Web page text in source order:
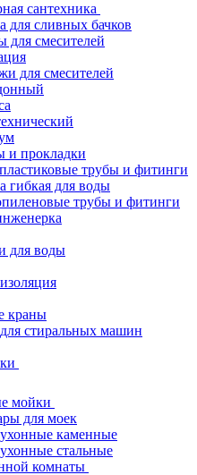
сантехника
для сливных бачков
для смесителей
для смесителей
и прокладки
трубы и фитинги
гибкая для воды
трубы и фитинги
для воды
краны
стиральных машин
мойки
для моек
каменные
стальные
комнаты